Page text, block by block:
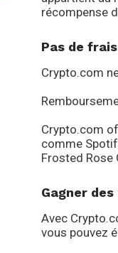
récompense
Pas de
Crypto.com
Crypto.com
comme
Frosted Rose
Gagner
Avec
vous pouvez